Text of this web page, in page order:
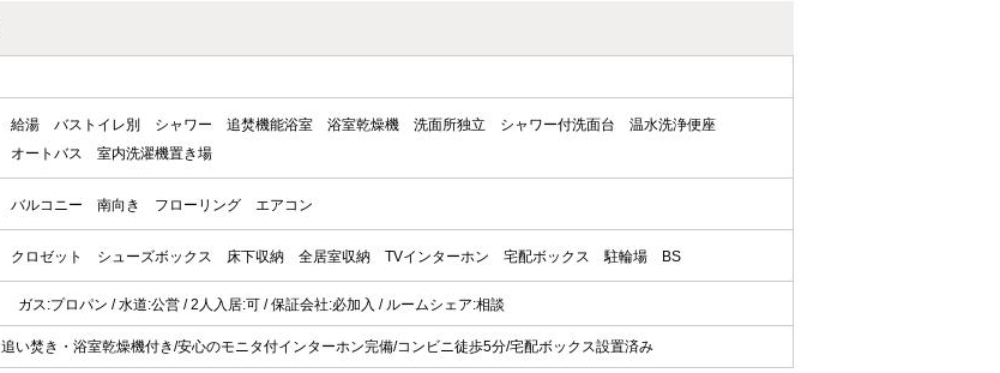
給湯 バストイレ別 シャワー 追焚機能浴室 浴室乾燥機 洗面所独立 シャワー付洗面台
温水洗浄便座
オートバス
室内洗濯機置き場
バルコニー 南向き フローリング エアコン
クロゼット シューズボックス 床下収納 全居室収納 TVインターホン 宅配ボックス 駐輪場 BS
ガス:プロパン / 水道:公営 / 2人入居:可 / 保証会社:必加入 / ルームシェア:相談
追い焚き・浴室乾燥機付き/安心のモニタ付インターホン完備/コンビニ徒歩5分/宅配ボックス設置済み